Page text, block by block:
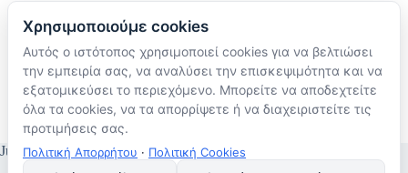
Ακολουθήστε μας
TikTok
Instagram
Facebook
JustMyHome © Copyright 2026
Χρησιμοποιούμε cookies
Αυτός ο ιστότοπος χρησιμοποιεί cookies για να βελτιώσει
την εμπειρία σας, να αναλύσει την επισκεψιμότητα και να
εξατομικεύσει το περιεχόμενο. Μπορείτε να αποδεχτείτε
όλα τα cookies, να τα απορρίψετε ή να διαχειριστείτε τις
προτιμήσεις σας.
Πολιτική Απορρήτου · Πολιτική Cookies